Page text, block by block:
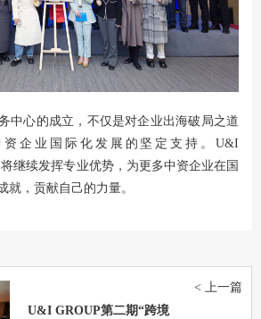
中心的成立，不仅是对企业出海破局之道
企业国际化发展的坚定支持。U&I
继续发挥专业优势，为更多中资企业在国
就，贡献自己的力量。
U&I GROUP第二期“跨境
< 上一篇